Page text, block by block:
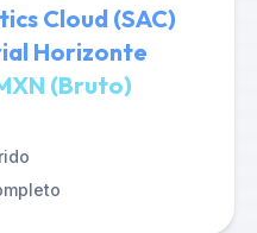
Cloud (SAC)
Horizonte
(Bruto)